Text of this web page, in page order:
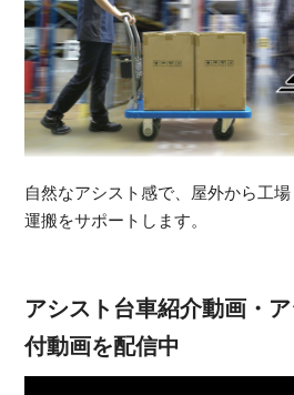
自然なアシスト感で、屋外から工
運搬をサポートします。
アシスト台車紹介動画・
付動画を配信中